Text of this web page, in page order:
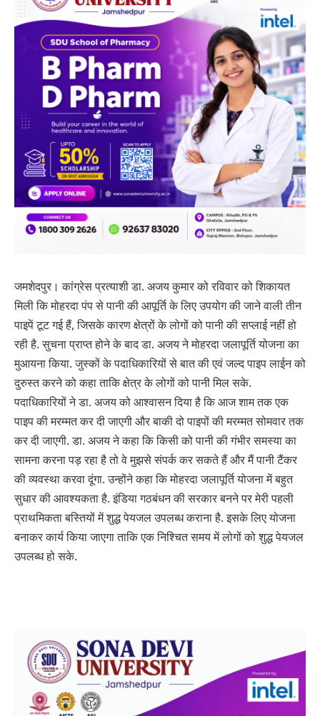
जमशेदपुर। कांग्रेस प्रत्याशी डा. अजय कुमार को रविवार को शिकायत
मिली कि मोहरदा पंप से पानी की आपूर्ति के लिए उपयोग की जाने वाली तीन
पाइपें टूट गई हैं, जिसके कारण क्षेत्रों के लोगों को पानी की सप्लाई नहीं हो
रही है. सुचना प्राप्त होने के बाद डा. अजय ने मोहरदा जलापूर्ति योजना का
मुआयना किया. जुस्कों के पदाधिकारियों से बात की एवं जल्द पाइप लाईन को
दुरुस्त करने को कहा ताकि क्षेत्र के लोगों को पानी मिल सके.
पदाधिकारियों ने डा. अजय को आश्वासन दिया है कि आज शाम तक एक
पाइप की मरम्मत कर दी जाएगी और बाकी दो पाइपों की मरम्मत सोमवार तक
कर दी जाएगी. डा. अजय ने कहा कि किसी को पानी की गंभीर समस्या का
सामना करना पड़ रहा है तो वे मुझसे संपर्क कर सकते हैं और मैं पानी टैंकर
की व्यवस्था करवा दूंगा. उन्होंने कहा कि मोहरदा जलापूर्ति योजना में बहुत
सुधार की आवश्यकता है. इंडिया गठबंधन की सरकार बनने पर मेरी पहली
प्राथमिकता बस्तियों में शुद्ध पेयजल उपलब्ध कराना है. इसके लिए योजना
बनाकर कार्य किया जाएगा ताकि एक निश्चित समय में लोगों को शुद्ध पेयजल
उपलब्ध हो सके.